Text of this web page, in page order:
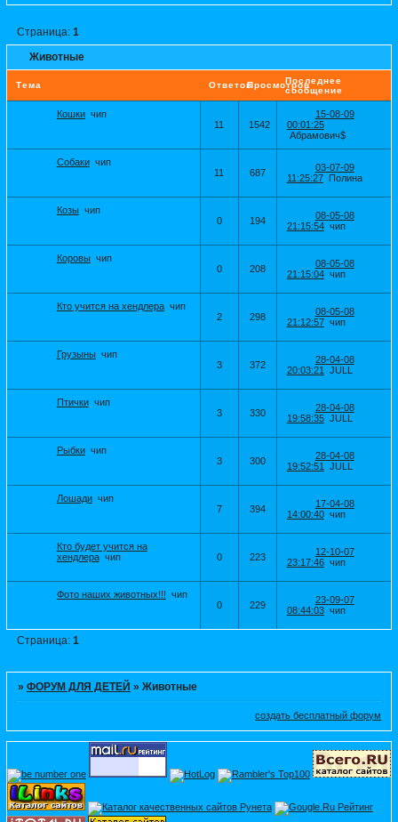
Животные
Страница: 1
Тема ОтветовПросмотровПоследнее
сообщение
Кошки чип
11
1542
15-08-09
00:01:25
Абрамович$
Собаки чип
11
687
03-07-09
11:25:27 Полина
Козы чип
0
194
08-05-08
21:15:54 чип
Коровы чип
0
208
08-05-08
21:15:04 чип
Кто учится на хендлера чип
2
298
08-05-08
21:12:57 чип
Грузыны чип
3
372
28-04-08
20:03:21
JULL
Птички чип
3
330
28-04-08
19:58:35 JULL
Рыбки чип
3
300
28-04-08
19:52:51
JULL
Лошади чип
7
394
17-04-08
14:00:40 чип
Кто будет учится на
хендлера чип 0 223
12-10-07
23:17:46 чип
Фото наших животных!!! чип
0
229
23-09-07
08:44:03 чип
Страница: 1
» ФОРУМ ДЛЯ ДЕТЕЙ » Животные
создать бесплатный форум